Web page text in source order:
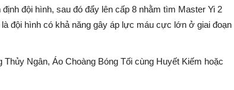
đội hình, sau đó đẩy lên cấp 8 nhằm tìm Master Yi 2
đội hình có khả năng gây áp lực máu cực lớn ở giai đoạn
Thủy Ngân, Áo Choàng Bóng Tối cùng Huyết Kiếm hoặc